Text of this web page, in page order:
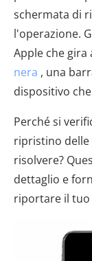
schermata di
l'operazione.
Apple che
nera , una
dispositivo
Perché si
ripristino delle
risolvere?
dettaglio e
riportare il tuo